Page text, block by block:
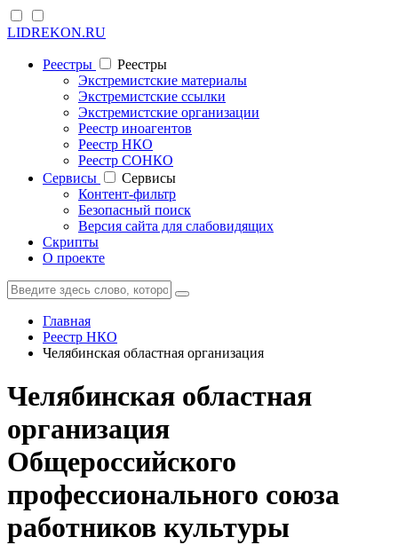
LIDREKON.RU
Реестры
Реестры
Экстремистские материалы
Экстремистские ссылки
Экстремистские организации
Реестр иноагентов
Реестр НКО
Реестр СОНКО
Cервисы
Cервисы
Контент-фильтр
Безопасный поиск
Версия сайта для слабовидящих
Скрипты
О проекте
Главная
Реестр НКО
Челябинская областная организация
Челябинская областная
организация
Общероссийского
профессионального союза
работников культуры